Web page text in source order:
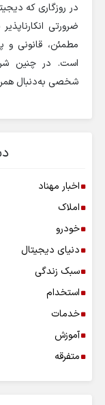
در روزگاری که
ضرورتی
مطمئن، قانونی و
است. در چنین
شخصی به‌دنبال
اخبار مهناد
املاک
خودرو
دنیای دیجیتال
سبک زندگی
استخدام
خدمات
آموزش
متفرقه